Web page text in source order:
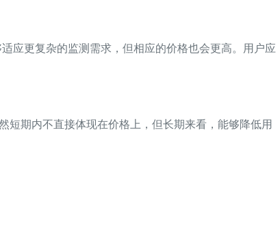
应更复杂的监测需求，但相应的价格也会更高。用户应
短期内不直接体现在价格上，但长期来看，能够降低用